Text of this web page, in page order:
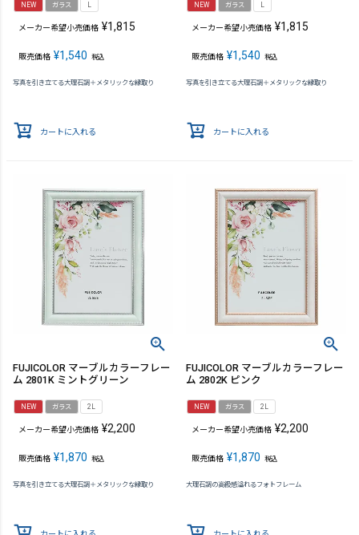
NEW ガラス L
メーカー希望小売価格 ¥1,815
販売価格 ¥1,540 税込
写真を引き立てる大理石調＋メタリックな縁取り
カートに入れる
NEW ガラス L
メーカー希望小売価格 ¥1,815
販売価格 ¥1,540 税込
写真を引き立てる大理石調＋メタリックな縁取り
カートに入れる
FUJICOLOR マーブルカラーフレー
ム 2801K ミントグリーン
NEW ガラス 2L
メーカー希望小売価格 ¥2,200
販売価格 ¥1,870 税込
写真を引き立てる大理石調＋メタリックな縁取り
FUJICOLOR マーブルカラーフレー
ム 2802K ピンク
NEW ガラス 2L
メーカー希望小売価格 ¥2,200
販売価格 ¥1,870 税込
大理石調の高級感溢れるフォトフレーム